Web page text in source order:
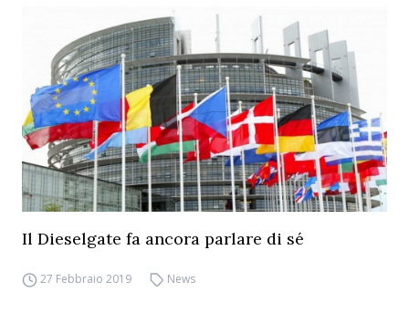
Il Dieselgate fa ancora parlare di sé
27 Febbraio 2019 News